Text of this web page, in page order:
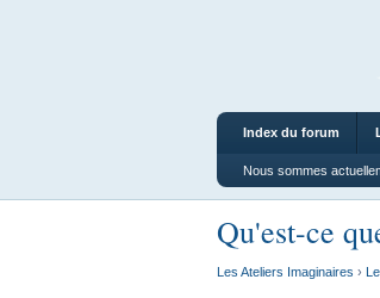
Index du forum
Nous sommes
Qu'est-ce
Les Ateliers Imaginaires ›